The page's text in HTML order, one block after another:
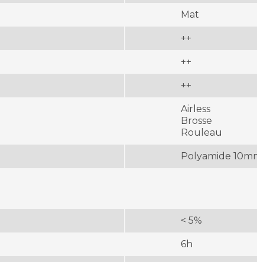
Mat
++
++
++
Airless
Brosse
Rouleau
Polyamide
< 5%
6h